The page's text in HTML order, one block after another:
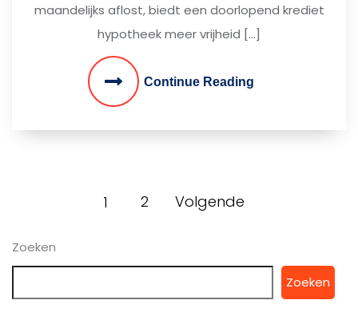
maandelijks aflost, biedt een doorlopend krediet
hypotheek meer vrijheid […]
Continue Reading
1 2 Volgende
Zoeken
Zoeken